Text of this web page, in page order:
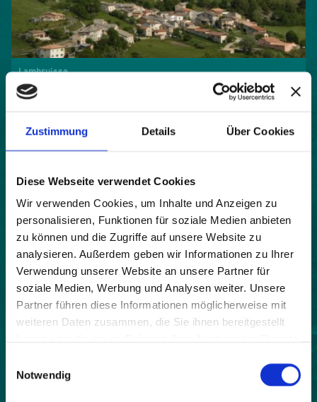
Zustimmung Details Über Cookies
Diese Webseite verwendet Cookies
Wir verwenden Cookies, um Inhalte und Anzeigen zu
personalisieren, Funktionen für soziale Medien anbieten
zu können und die Zugriffe auf unsere Website zu
analysieren. Außerdem geben wir Informationen zu Ihrer
Verwendung unserer Website an unsere Partner für
soziale Medien, Werbung und Analysen weiter. Unsere
Partner führen diese Informationen möglicherweise mit
weiteren Daten zusammen, die Sie ihnen bereitgestellt
Notwendig
Lambruisse
Karte
Frankreich
Beitrittsjahr:
2018
Einwohner:
103